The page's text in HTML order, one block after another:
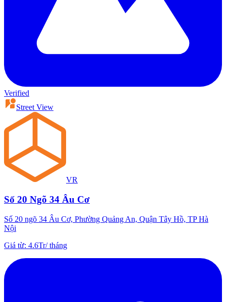
Verified
Street View
VR
Số 20 Ngõ 34 Âu Cơ
Số 20 ngõ 34 Âu Cơ, Phường Quảng An, Quận Tây Hồ, TP Hà
Nội
Giá từ: 4.6Tr/tháng